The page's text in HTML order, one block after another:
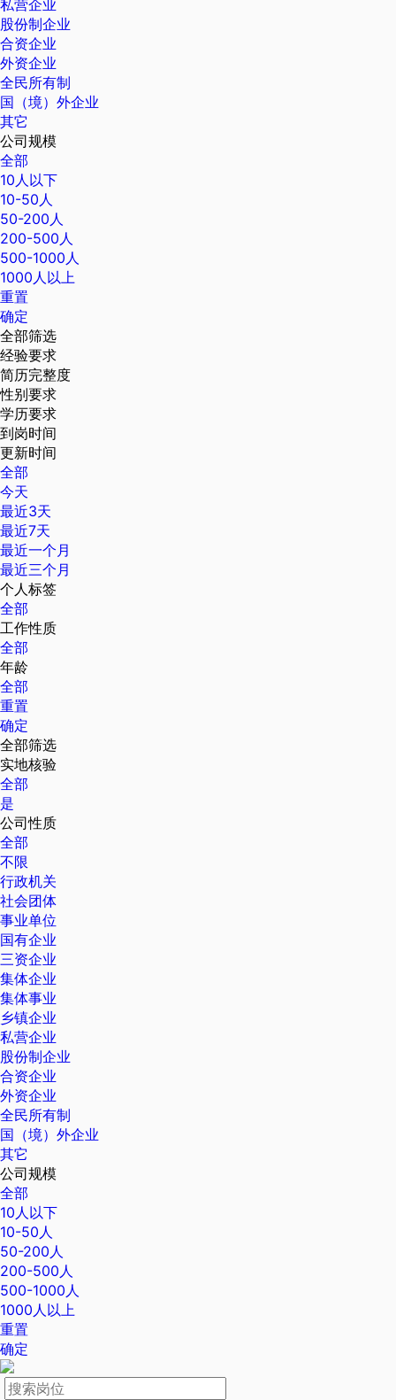
私营企业
股份制企业
合资企业
外资企业
全民所有制
国（境）外企业
其它
公司规模
全部
10人以下
10-50人
50-200人
200-500人
500-1000人
1000人以上
重置
确定
全部筛选
经验要求
简历完整度
性别要求
学历要求
到岗时间
更新时间
全部
今天
最近3天
最近7天
最近一个月
最近三个月
个人标签
全部
工作性质
全部
年龄
全部
重置
确定
全部筛选
实地核验
全部
是
公司性质
全部
不限
行政机关
社会团体
事业单位
国有企业
三资企业
集体企业
集体事业
乡镇企业
私营企业
股份制企业
合资企业
外资企业
全民所有制
国（境）外企业
其它
公司规模
全部
10人以下
10-50人
50-200人
200-500人
500-1000人
1000人以上
重置
确定